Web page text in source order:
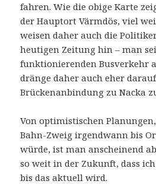
fahren. Wie die obige Karte
der Hauptort Värmdös, viel
weisen daher auch die
heutigen Zeitung hin – man
funktionierenden Busverkehr
dränge daher auch eher
Brückenanbindung zu Nacka
Von optimistischen
Bahn-Zweig irgendwann bis
würde, ist man anscheinend
so weit in der Zukunft, dass
bis das aktuell wird.